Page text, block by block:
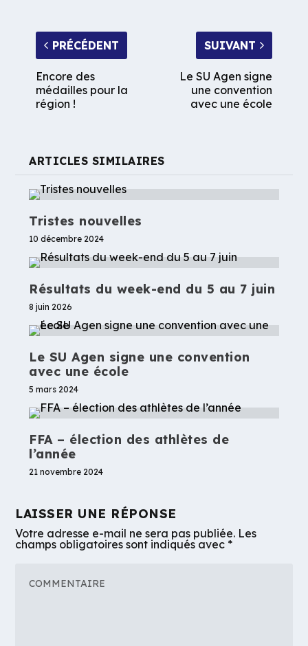
PRÉCÉDENT
Encore des
médailles pour la
région !
SUIVANT
Le SU Agen signe
une convention
avec une école
ARTICLES SIMILAIRES
Tristes nouvelles
10 décembre 2024
Résultats du week-end du 5 au 7 juin
8 juin 2026
Le SU Agen signe une convention
avec une école
5 mars 2024
FFA – élection des athlètes de
l’année
21 novembre 2024
LAISSER UNE RÉPONSE
Votre adresse e-mail ne sera pas publiée. Les
champs obligatoires sont indiqués avec *